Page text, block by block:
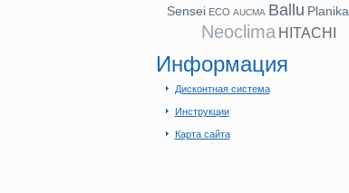
Sensei ECO AUCMA Ballu Planika
Neoclima HITACHI
Информация
Дисконтная система
Инструкции
Карта сайта